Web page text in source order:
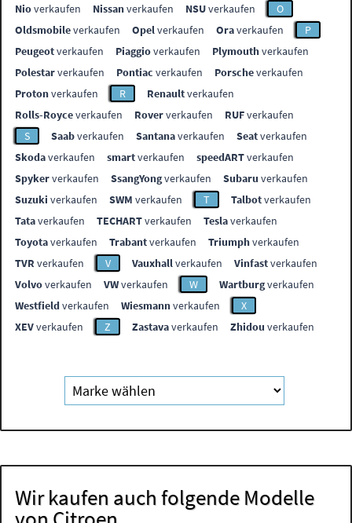
Nioverkaufen Nissanverkaufen NSUverkaufen
O
Oldsmobileverkaufen Opelverkaufen Oraverkaufen
P
Peugeotverkaufen Piaggioverkaufen Plymouthverkaufen
Polestarverkaufen Pontiac verkaufen Porscheverkaufen
Protonverkaufen R Renaultverkaufen
Rolls-Royceverkaufen Roververkaufen RUFverkaufen
S
Saabverkaufen Santanaverkaufen Seatverkaufen
Skodaverkaufen smartverkaufen speedARTverkaufen
Spykerverkaufen SsangYongverkaufen Subaru verkaufen
Suzuki verkaufen SWM verkaufen T Talbotverkaufen
Tataverkaufen TECHARTverkaufen Teslaverkaufen
Toyotaverkaufen Trabantverkaufen Triumphverkaufen
TVR verkaufen V Vauxhallverkaufen Vinfastverkaufen
Volvoverkaufen VWverkaufen W Wartburgverkaufen
Westfieldverkaufen Wiesmannverkaufen
X
XEVverkaufen Z Zastavaverkaufen Zhidou verkaufen
Wir kaufen auch folgende Modelle